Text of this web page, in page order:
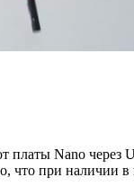
платы Nano через
что при наличии